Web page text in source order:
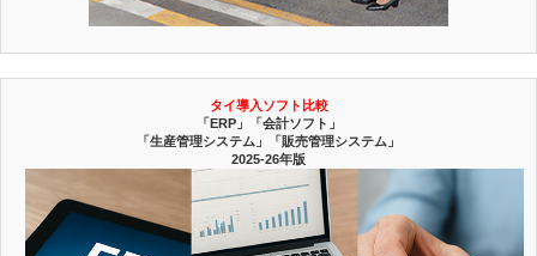
タイ導入ソフト比較
「ERP」「会計ソフト」
「生産管理システム」「販売管理システム」
2025-26年版